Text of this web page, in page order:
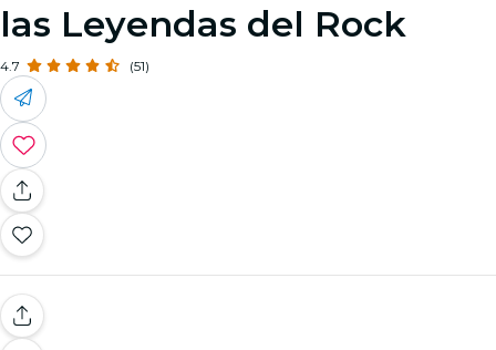
las Leyendas del Rock
4.7 (51)